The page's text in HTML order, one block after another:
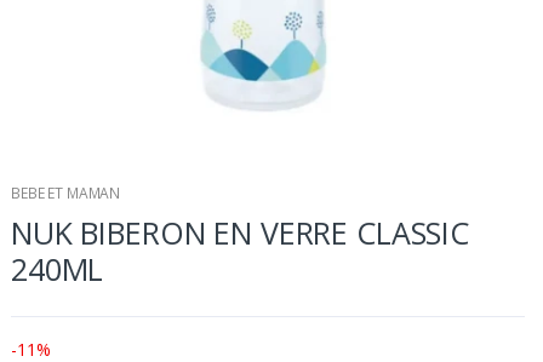
BEBE ET MAMAN
NUK BIBERON EN VERRE CLASSIC
240ML
-11%